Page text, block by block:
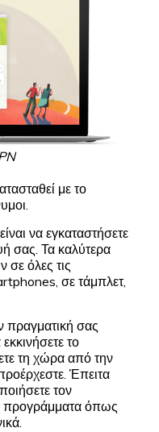
με το
να εγκαταστήσετε
σας. Τα καλύτερα
σε όλες τις
σε τάμπλετ,
πραγματική σας
το
τη χώρα από την
Έπειτα
τον
προγράμματα όπως